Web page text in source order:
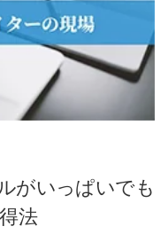
がいっぱいでも
法